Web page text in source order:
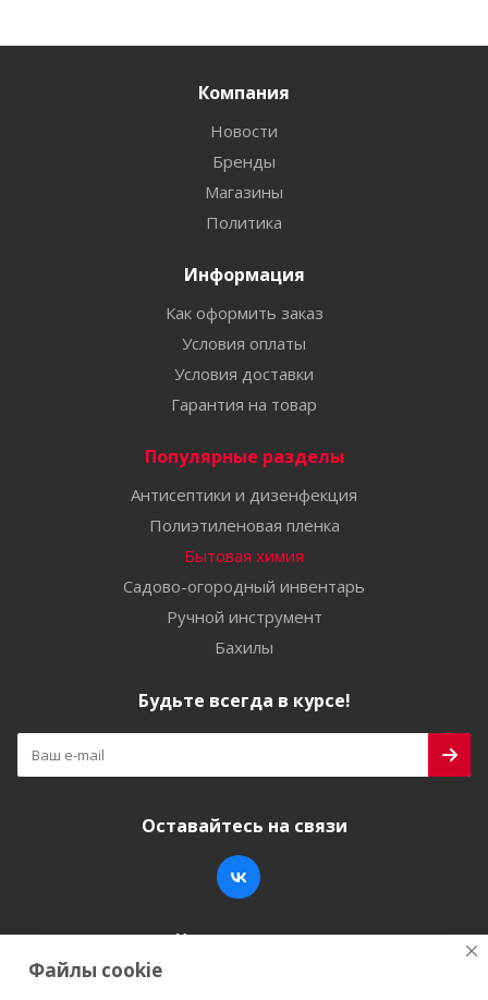
Компания
Новости
Бренды
Магазины
Политика
Информация
Как оформить заказ
Условия оплаты
Условия доставки
Гарантия на товар
Популярные разделы
Антисептики и дизенфекция
Полиэтиленовая пленка
Бытовая химия
Садово-огородный инвентарь
Ручной инструмент
Бахилы
Будьте всегда в курсе!
Оставайтесь на связи
Наши контакты
+7 (846) 200-05-15
Файлы cookie